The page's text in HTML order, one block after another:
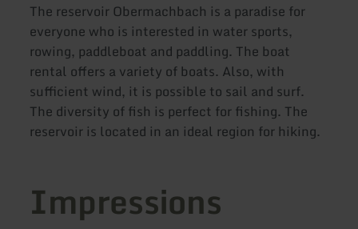
The reservoir Obermachbach is a paradise for
everyone who is interested in water sports,
rowing, paddleboat and paddling. The boat
rental offers a variety of boats. Also, with
sufficient wind, it is possible to sail and surf.
The diversity of fish is perfect for fishing. The
reservoir is located in an ideal region for hiking.
Impressions